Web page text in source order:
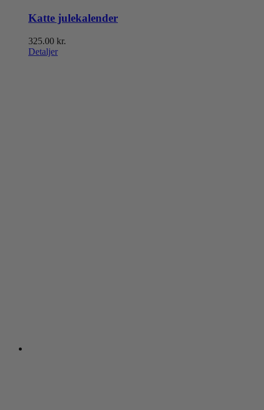
Katte julekalender
325.00 kr.
Detaljer